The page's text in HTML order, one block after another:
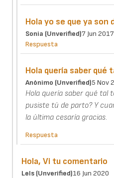
Hola yo se que ya son
Sonia (unverified)7 Jun 2017
Respuesta
Hola quería saber qué
Anónimo (unverified)5 Nov
Hola quería saber qué tal
pusiste tú de parto? Y
la última cesaría gracias.
Respuesta
Hola, Vi tu comentario
Lels (unverified)16 Jun 2020